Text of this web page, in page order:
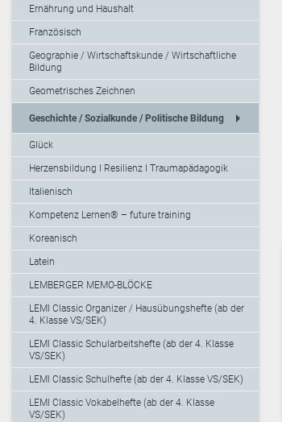
Ernährung und Haushalt
Französisch
Geographie / Wirtschaftskunde / Wirtschaftliche
Bildung
Geometrisches Zeichnen
Geschichte / Sozialkunde / Politische Bildung arrow_right
Glück
Herzensbildung I Resilienz I Traumapädagogik
Italienisch
Kompetenz Lernen® – future training
Koreanisch
Latein
LEMBERGER MEMO-BLÖCKE
LEMI Classic Organizer / Hausübungshefte (ab der
4. Klasse VS/SEK)
LEMI Classic Schularbeitshefte (ab der 4. Klasse
VS/SEK)
LEMI Classic Schulhefte (ab der 4. Klasse VS/SEK)
LEMI Classic Vokabelhefte (ab der 4. Klasse
VS/SEK)